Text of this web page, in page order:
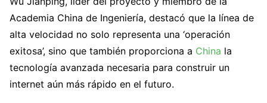
Academia China de Ingeniería, destacó que la línea de
alta velocidad no solo representa una ‘operación
exitosa’, sino que también proporciona a China la
tecnología avanzada necesaria para construir un
internet aún más rápido en el futuro.